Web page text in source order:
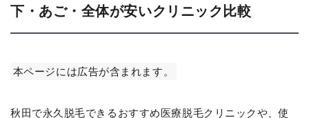
下・あご・全体が安いクリニック比較
本ページには広告が含まれます。
秋田で永久脱毛できるおすすめ医療脱毛クリニックや、使